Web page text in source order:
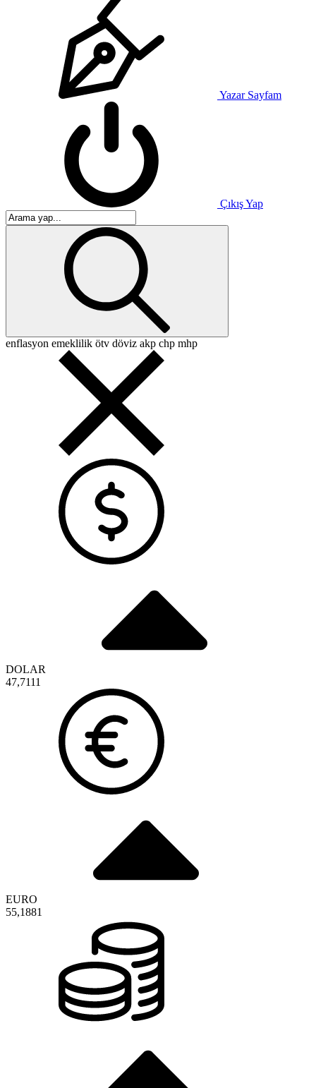
Yazar Sayfam
Çıkış Yap
enflasyon emeklilik ötv döviz akp chp mhp
DOLAR
47,7111
EURO
55,1881